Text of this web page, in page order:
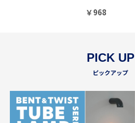
￥968
PICK UP
ピックアップ